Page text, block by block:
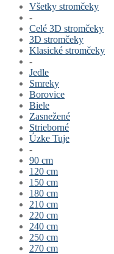
Všetky stromčeky
-
Celé 3D stromčeky
3D stromčeky
Klasické stromčeky
-
Jedle
Smreky
Borovice
Biele
Zasnežené
Strieborné
Úzke Tuje
-
90 cm
120 cm
150 cm
180 cm
210 cm
220 cm
240 cm
250 cm
270 cm